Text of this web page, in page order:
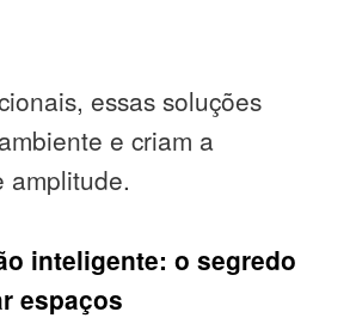
essas soluções
e criam a
amplitude.
inteligente: o segredo
espaços